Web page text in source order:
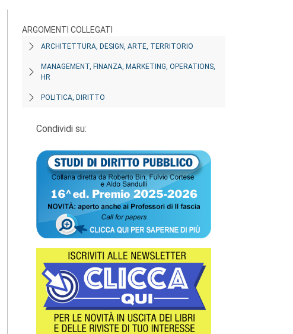
ARGOMENTI COLLEGATI
ARCHITETTURA, DESIGN, ARTE, TERRITORIO
MANAGEMENT, FINANZA, MARKETING, OPERATIONS,
HR
POLITICA, DIRITTO
Condividi su: